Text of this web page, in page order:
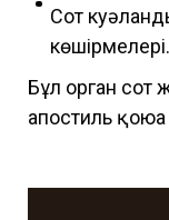
Сот
көшірмелері.
Бұл орган сот
апостиль қоюға